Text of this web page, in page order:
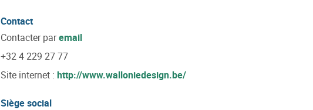
Contact
Contacter paremail
+32 4 229 27 77
Site internet : http://www.walloniedesign.be/
Siège social